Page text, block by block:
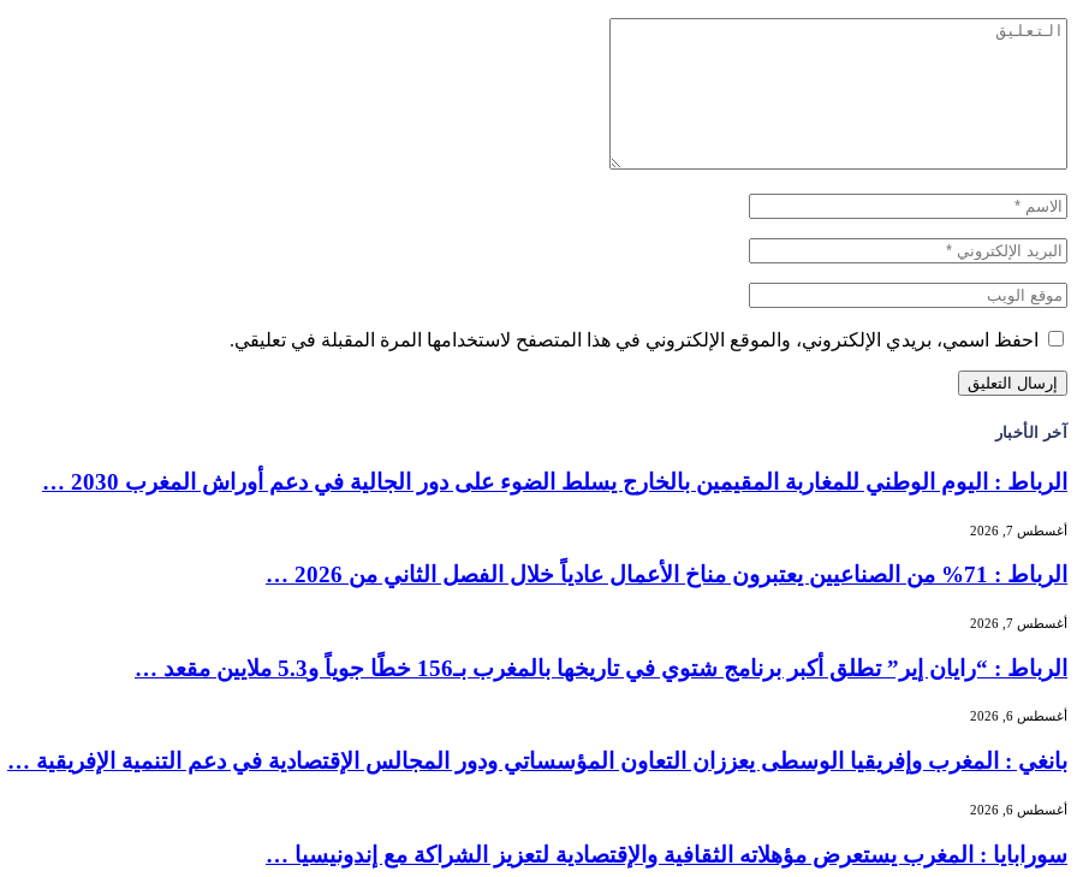
احفظ اسمي، بريدي الإلكتروني، والموقع الإلكتروني في هذا المتصفح لاستخدامها المرة المقبلة في تعليقي.
آخر الأخبار
الرباط : اليوم الوطني للمغاربة المقيمين بالخارج يسلط الضوء على دور الجالية في دعم أوراش المغرب 2030 …
أغسطس 7, 2026
الرباط : 71% من الصناعيين يعتبرون مناخ الأعمال عادياً خلال الفصل الثاني من 2026 …
أغسطس 7, 2026
الرباط : “رايان إير” تطلق أكبر برنامج شتوي في تاريخها بالمغرب بـ156 خطًا جوياً و5.3 ملايين مقعد …
أغسطس 6, 2026
بانغي : المغرب وإفريقيا الوسطى يعززان التعاون المؤسساتي ودور المجالس الإقتصادية في دعم التنمية الإفريقية …
أغسطس 6, 2026
سورابايا : المغرب يستعرض مؤهلاته الثقافية والإقتصادية لتعزيز الشراكة مع إندونيسيا …